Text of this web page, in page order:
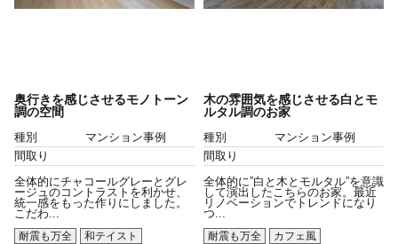
奥行きを感じさせるモノトーン
調の空間
種別
マンション事例
間取り
全体的にチャコールグレーとグレ
ージュのコントラストを利かせ、
統一感をもった作りにしました。
こだわ...
耐震も万全
和テイスト
木の雰囲気を感じさせる白とモ
ルタル調のお家
種別
マンション事例
間取り
全体的に”白と木とモルタル”を意識
して演出したこちらのお家。最近
リノベーションでトレンドになり
つ...
耐震も万全
カフェ風